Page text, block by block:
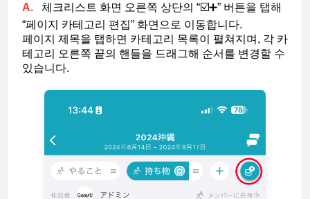
체크리스트 화면 오른쪽 상단의 “☑️➕” 버튼을 탭해
“페이지 카테고리 편집” 화면으로 이동합니다.
페이지 제목을 탭하면 카테고리 목록이 펼쳐지며, 각 카
테고리 오른쪽 끝의 핸들을 드래그해 순서를 변경할 수
있습니다.